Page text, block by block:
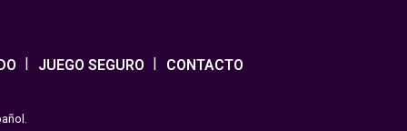
JUEGO SEGURO CONTACTO